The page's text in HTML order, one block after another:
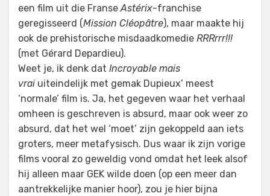
een film uit die FranseAstérix-franchise
geregisseerd (Mission Cléopâtre), maar maakte hij
ook de prehistorische misdaadkomedie RRRrrr!!!
(met Gérard Depardieu).
Weet je, ik denk dat Incroyable mais
vrai uiteindelijk met gemak Dupieux’ meest
‘normale’ film is. Ja, het gegeven waar het verhaal
omheen is geschreven is absurd, maar ook weer zo
absurd, dat het wel ‘moet’ zijn gekoppeld aan iets
groters, meer metafysisch. Dus waar ik zijn vorige
films vooral zo geweldig vond omdat het leek alsof
hij alleen maar GEK wilde doen (op een meer dan
aantrekkelijke manier hoor), zou je hier bijna